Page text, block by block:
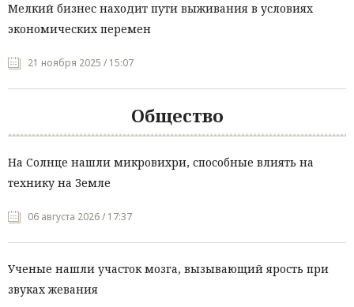
Мелкий бизнес находит пути выживания в условиях
экономических перемен
21 ноября 2025 / 15:07
Общество
На Солнце нашли микровихри, способные влиять на
технику на Земле
06 августа 2026 / 17:37
Ученые нашли участок мозга, вызывающий ярость при
звуках жевания